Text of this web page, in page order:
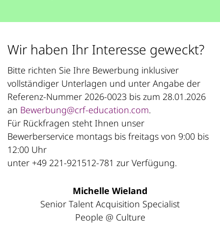
Wir haben Ihr Interesse geweckt?
Bitte richten Sie Ihre Bewerbung inklusiver
vollständiger Unterlagen und unter Angabe der
Referenz-Nummer 2026-0023 bis zum 28.01.2026
an Bewerbung@crf-education.com.
Für Rückfragen steht Ihnen unser
Bewerberservice montags bis freitags von 9:00 bis
12:00 Uhr
unter +49 221-921512-781 zur Verfügung.
Michelle Wieland
Senior Talent Acquisition Specialist
People @ Culture